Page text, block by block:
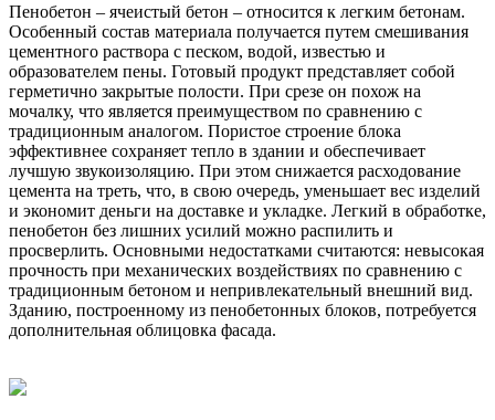
Пенобетон – ячеистый бетон – относится к легким бетонам.
Особенный состав материала получается путем смешивания
цементного раствора с песком, водой, известью и
образователем пены. Готовый продукт представляет собой
герметично закрытые полости. При срезе он похож на
мочалку, что является преимуществом по сравнению с
традиционным аналогом. Пористое строение блока
эффективнее сохраняет тепло в здании и обеспечивает
лучшую звукоизоляцию. При этом снижается расходование
цемента на треть, что, в свою очередь, уменьшает вес изделий
и экономит деньги на доставке и укладке. Легкий в обработке,
пенобетон без лишних усилий можно распилить и
просверлить. Основными недостатками считаются: невысокая
прочность при механических воздействиях по сравнению с
традиционным бетоном и непривлекательный внешний вид.
Зданию, построенному из пенобетонных блоков, потребуется
дополнительная облицовка фасада.